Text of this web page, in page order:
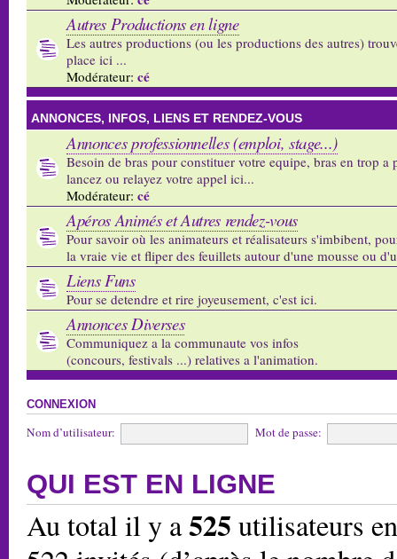
Autres Productions en ligne
Les autres productions (ou les productions des autres)
place ici ...
Modérateur: cé
ANNONCES, INFOS, LIENS ET RENDEZ-VOUS
Annonces professionnelles (emploi, stage...)
Besoin de bras pour constituer votre equipe, bras en trop a
lancez ou relayez votre appel ici...
Modérateur: cé
Apéros Animés et Autres rendez-vous
Pour savoir où les animateurs et réalisateurs s'imbibent,
la vraie vie et fliper des feuillets autour d'une mousse ou
Liens Funs
Pour se detendre et rire joyeusement, c'est ici.
Annonces Diverses
Communiquez a la communaute vos infos
(concours, festivals ...) relatives a l'animation.
CONNEXION
Nom d’utilisateur: Mot de passe:
QUI EST EN LIGNE
Au total il y a525 utilisateurs